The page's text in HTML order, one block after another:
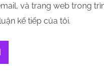
và trang web trong
kế tiếp của tôi.